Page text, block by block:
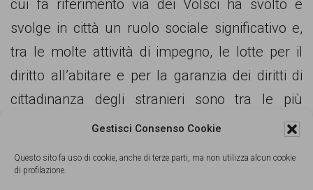
Gestisci Consenso Cookie
Questo sito fa uso di cookie, anche di terze parti, ma non utilizza alcun cookie
di profilazione.
cui fa riferimento via dei Volsci ha svolto e
svolge in città un ruolo sociale significativo e,
tra le molte attività di impegno, le lotte per il
diritto all’abitare e per la garanzia dei diritti di
cittadinanza degli stranieri sono tra le più
Alcuni dei leader della sinistra “di movimento”,